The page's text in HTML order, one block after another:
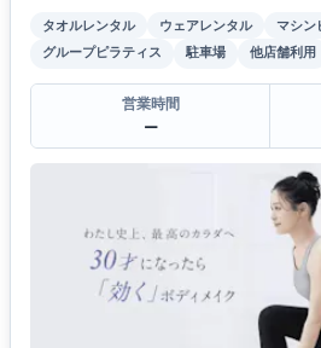
タオルレンタル ウェアレンタル
マシン
グループピラティス
駐車場 他店舗利用
営業時間
ー